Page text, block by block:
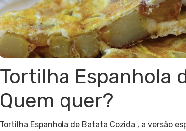
Tortilha Espanhola
Quem quer?
Tortilha Espanhola de Batata Cozida , a versão